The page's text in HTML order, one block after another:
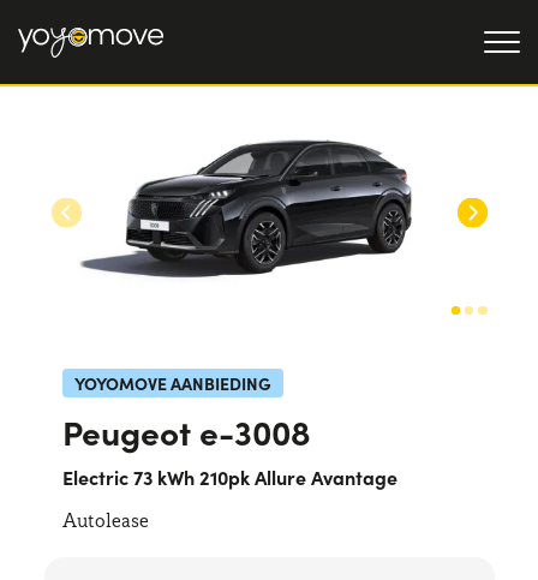
Particulieren
Bedrijven en zzp'ers
OCCASIONLEASE
AANBIEDINGEN
Werken bij ons
WAAROM LEASEN
KIES EEN LAND
YOYOMOVE AANBIEDING
Peugeot e-3008
Electric 73 kWh 210pk Allure Avantage
Autolease